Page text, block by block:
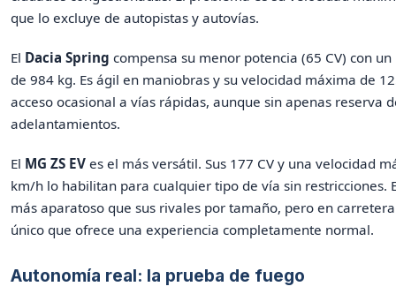
que lo excluye de autopistas y autovías.
El Dacia Spring compensa su menor potencia (65 CV) con
de 984 kg. Es ágil en maniobras y su velocidad máxima de
acceso ocasional a vías rápidas, aunque sin apenas reserva
adelantamientos.
El MG ZS EV es el más versátil. Sus 177 CV y una velocidad
km/h lo habilitan para cualquier tipo de vía sin restricciones.
más aparatoso que sus rivales por tamaño, pero en
único que ofrece una experiencia completamente normal.
Autonomía real: la prueba de fuego